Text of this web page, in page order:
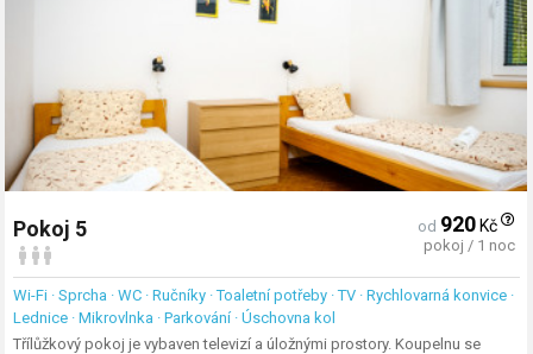
Pokoj 5 od 920 Kč
pokoj / 1 noc
Wi-Fi · Sprcha · WC · Ručníky · Toaletní potřeby · TV · Rychlovarná konvice ·
Lednice · Mikrovlnka · Parkování · Úschovna kol
Třílůžkový pokoj je vybaven televizí a úložnými prostory. Koupelnu se